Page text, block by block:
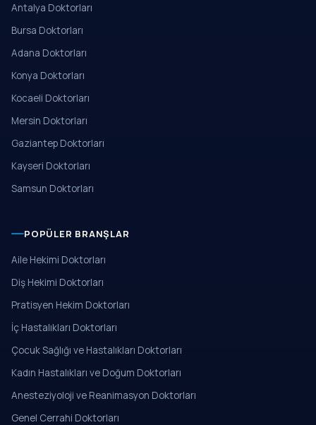
Antalya Doktorları
Bursa Doktorları
Adana Doktorları
Konya Doktorları
Kocaeli Doktorları
Mersin Doktorları
Gaziantep Doktorları
Kayseri Doktorları
Samsun Doktorları
POPÜLER BRANŞLAR
Aile Hekimi Doktorları
Diş Hekimi Doktorları
Pratisyen Hekim Doktorları
İç Hastalıkları Doktorları
Çocuk Sağlığı ve Hastalıkları Doktorları
Kadın Hastalıkları ve Doğum Doktorları
Anesteziyoloji ve Reanimasyon Doktorları
Genel Cerrahi Doktorları